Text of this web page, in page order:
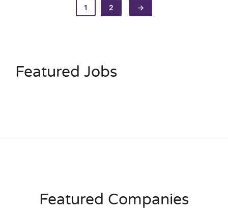
1 2 →
Featured Jobs
Featured Companies